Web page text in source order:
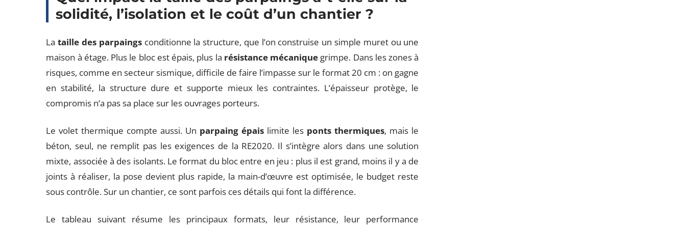
solidité, l’isolation et le coût d’un chantier ?
Lataille des parpaingsconditionne la structure, que l’on construise un simple muret ou une
maison à étage. Plus le bloc est épais, plus la résistance mécanique grimpe. Dans les zones à
risques, comme en secteur sismique, difficile de faire l’impasse sur le format 20 cm : on gagne
en stabilité, la structure dure et supporte mieux les contraintes. L’épaisseur protège, le
compromis n’a pas sa place sur les ouvrages porteurs.
Le volet thermique compte aussi. Un parpaing épais limite les ponts thermiques, mais le
béton, seul, ne remplit pas les exigences de la RE2020. Il s’intègre alors dans une solution
mixte, associée à des isolants. Le format du bloc entre en jeu : plus il est grand, moins il y a de
joints à réaliser, la pose devient plus rapide, la main-d’œuvre est optimisée, le budget reste
sous contrôle. Sur un chantier, ce sont parfois ces détails qui font la différence.
Le tableau suivant résume les principaux formats, leur résistance, leur performance